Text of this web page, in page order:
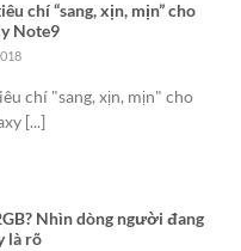
chí “sang, xịn, mịn” cho
Note9
chí "sang, xịn, mịn" cho
[...]
Nhìn dòng người đang
là rõ